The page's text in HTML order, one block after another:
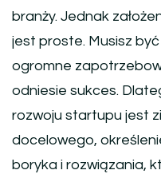
branży. Jednak
jest proste. Musisz
ogromne
odniesie sukces.
rozwoju startupu jest
docelowego,
boryka i rozwiązania,